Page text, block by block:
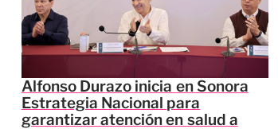
Alfonso Durazo inicia en Sonora
Estrategia Nacional para
garantizar atención en salud a